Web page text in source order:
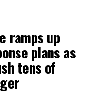
ramps up
plans as
tens of